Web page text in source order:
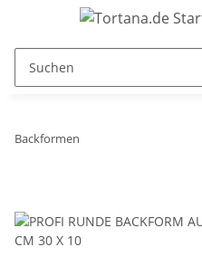
Backformen